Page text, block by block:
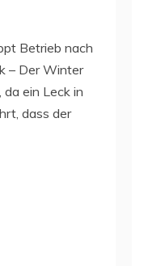
Betrieb nach
– Der Winter
ein Leck in
dass der